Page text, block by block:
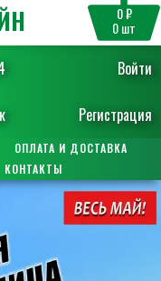
Войти
Регистрация
0 ₽
0шт
ОПЛАТА И ДОСТАВКА
КОНТАКТЫ